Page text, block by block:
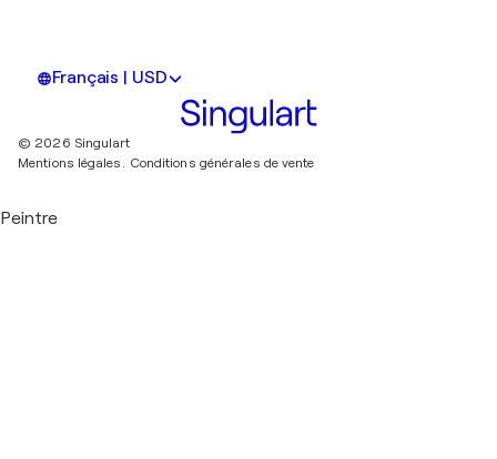
Français | USD
© 2026 Singulart
Mentions légales. Conditions générales de vente
Peintre